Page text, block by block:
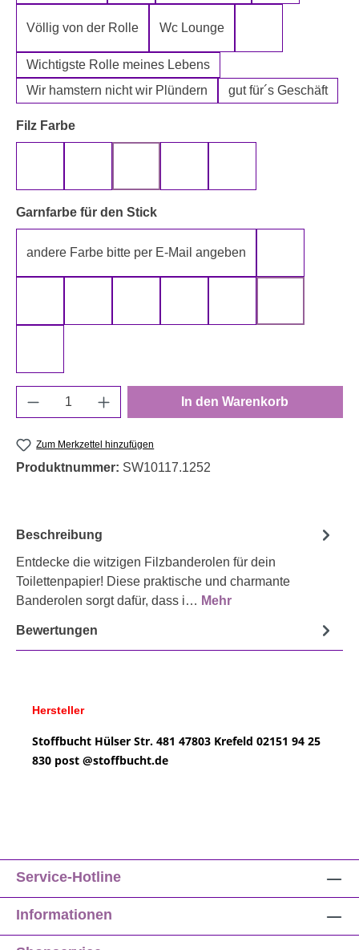
Völlig von der Rolle Wc Lounge
Wichtigste Rolle meines Lebens
Wir hamstern nicht wir Plündern
gut für´s Geschäft
Filz Farbeauswählen
Garnfarbe für den Stickauswählen
andere Farbe bitte per E-Mail angeben
Produkt Anzahl: Gib den gewünschten
In den Warenkorb
Zum Merkzettel hinzufügen
Produktnummer: SW10117.1252
Beschreibung
Entdecke die witzigen Filzbanderolen für dein
Toilettenpapier! Diese praktische und charmante
Banderolen sorgt dafür, dass i… Mehr
Bewertungen
Hersteller
Stoffbucht Hülser Str. 481 47803 Krefeld 02151 94 25
830 post @stoffbucht.de
Service-Hotline
Informationen